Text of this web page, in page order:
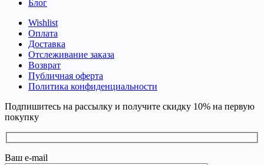
Блог
Wishlist
Оплата
Доставка
Отслеживание заказа
Возврат
Публичная оферта
Политика конфиденциальности
Подпишитесь на рассылку и получите скидку 10% на первую
покупку
Ваш e-mail